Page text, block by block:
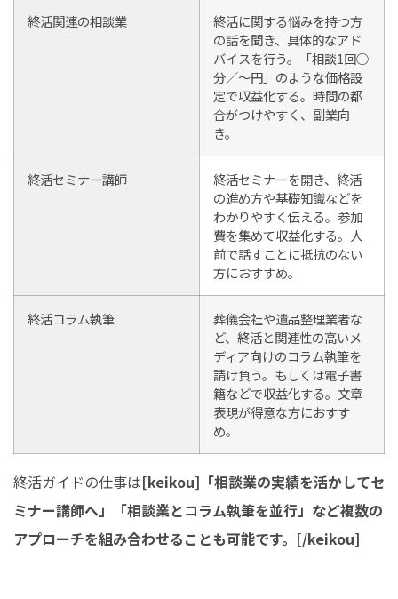
終活関連の相談業
終活に関する悩みを持つ方
の話を聞き、具体的なアド
バイスを行う。「相談1回○
分／～円」のような価格設
定で収益化する。時間の都
合がつけやすく、副業向
き。
終活セミナー講師
終活セミナーを開き、終活
の進め方や基礎知識などを
わかりやすく伝える。参加
費を集めて収益化する。人
前で話すことに抵抗のない
方におすすめ。
終活コラム執筆
葬儀会社や遺品整理業者な
ど、終活と関連性の高いメ
ディア向けのコラム執筆を
請け負う。もしくは電子書
籍などで収益化する。文章
表現が得意な方におすす
め。
終活ガイドの仕事は[keikou]「相談業の実績を活かしてセ
ミナー講師へ」「相談業とコラム執筆を並行」など複数の
アプローチを組み合わせることも可能です。[/keikou]